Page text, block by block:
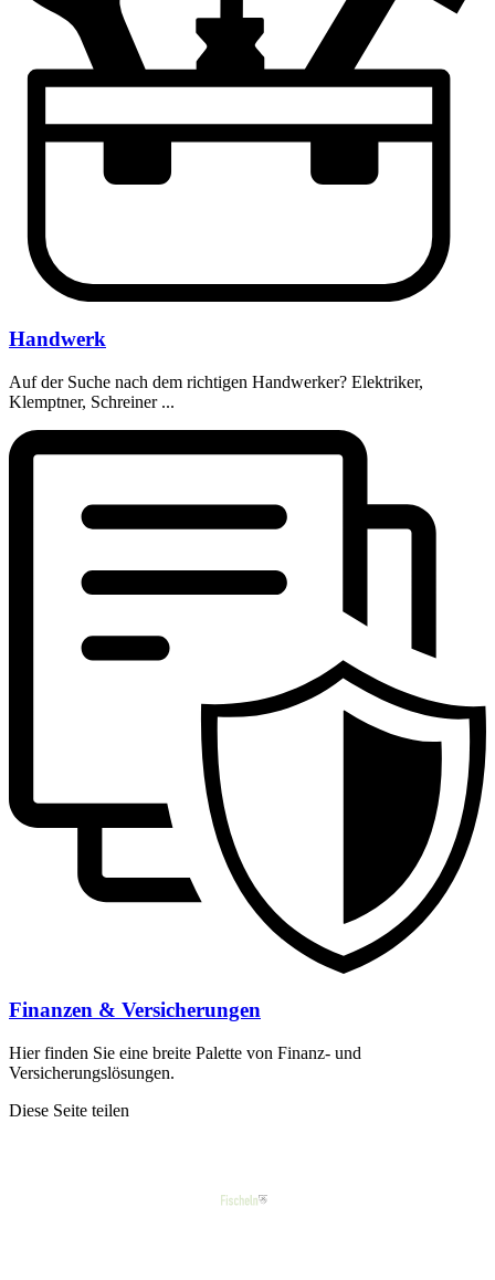
Handwerk
Auf der Suche nach dem richtigen Handwerker? Elektriker,
Klemptner, Schreiner ...
Finanzen & Versicherungen
Hier finden Sie eine breite Palette von Finanz- und
Versicherungslösungen.
Diese Seite teilen